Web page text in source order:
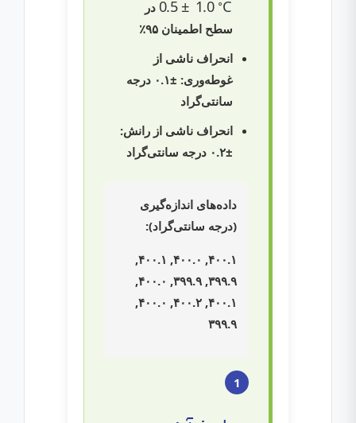
در
سطح اطمینان ۹۵٪
انحراف ناشی از
غوطه‌وری: ±۰.۱ درجه
سانتی‌گراد
انحراف ناشی از رانش:
±۰.۲ درجه سانتی‌گراد
داده‌های اندازه‌گیری
(درجه سانتی‌گراد):
۴۰۰.۱, ۴۰۰.۰, ۴۰۰.۱,
۳۹۹.۹, ۳۹۹.۹, ۴۰۰.۰,
۴۰۰.۱, ۴۰۰.۲, ۴۰۰.۰,
۳۹۹.۹
1